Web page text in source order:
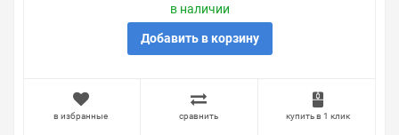
в наличии
Добавить в корзину
в избранные сравнить купить в 1 клик